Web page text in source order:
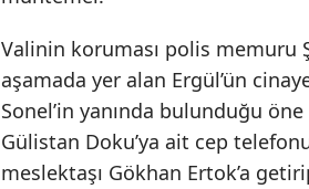
Valinin koruması polis memuru
aşamada yer alan Ergül’ün
Sonel’in yanında bulunduğu
Gülistan Doku’ya ait cep
meslektaşı Gökhan Ertok’a